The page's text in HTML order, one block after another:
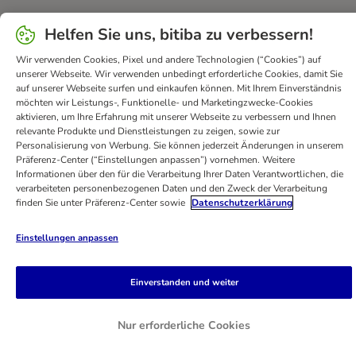
FAQ & Kontakt
Allgemeine Geschäftsbedingungen
Versandinformationen
Zahlungsarten
Vertrag widerrufen
Entsorgungs-und Umweltbestimmungen
Erklärung zur Barrierefreiheit
bitiba GmbH2026
Helfen Sie uns, bitiba zu verbessern!
Wir verwenden Cookies, Pixel und andere Technologien (“Cookies”) auf
unserer Webseite. Wir verwenden unbedingt erforderliche Cookies, damit Sie
auf unserer Webseite surfen und einkaufen können. Mit Ihrem Einverständnis
möchten wir Leistungs-, Funktionelle- und Marketingzwecke-Cookies
aktivieren, um Ihre Erfahrung mit unserer Webseite zu verbessern und Ihnen
relevante Produkte und Dienstleistungen zu zeigen, sowie zur
Personalisierung von Werbung. Sie können jederzeit Änderungen in unserem
Präferenz-Center (“Einstellungen anpassen”) vornehmen. Weitere
Informationen über den für die Verarbeitung Ihrer Daten Verantwortlichen, die
verarbeiteten personenbezogenen Daten und den Zweck der Verarbeitung
finden Sie unter Präferenz-Center sowie Datenschutzerklärung
Einstellungen anpassen
Nur erforderliche Cookies
Einverstanden und weiter